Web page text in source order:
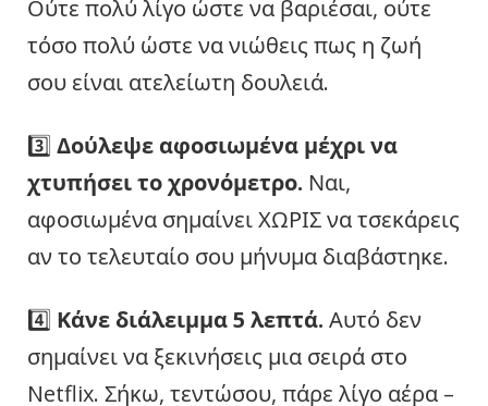
Ούτε πολύ λίγο ώστε να βαριέσαι, ούτε
τόσο πολύ ώστε να νιώθεις πως η ζωή
σου είναι ατελείωτη δουλειά.
3️⃣ Δούλεψε αφοσιωμένα μέχρι να
χτυπήσει το χρονόμετρο. Ναι,
αφοσιωμένα σημαίνει ΧΩΡΙΣ να τσεκάρεις
αν το τελευταίο σου μήνυμα διαβάστηκε.
4️⃣ Κάνε διάλειμμα 5 λεπτά. Αυτό δεν
σημαίνει να ξεκινήσεις μια σειρά στο
Netflix. Σήκω, τεντώσου, πάρε λίγο αέρα –